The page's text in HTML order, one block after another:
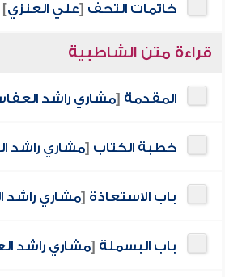
خاتمات التحف [علي العنزي]
قراءة متن الشاطبية
المقدمة [مشاري راشد
خطبة الكتاب [مشاري راشد
باب الاستعاذة [مشاري راشد
باب البسملة [مشاري راشد